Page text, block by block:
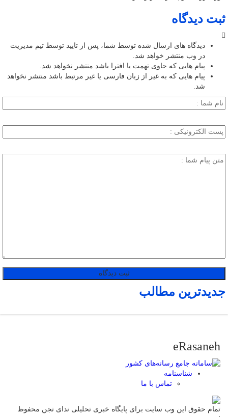
ثبت دیدگاه
دیدگاه های ارسال شده توسط شما، پس از تایید توسط تیم مدیریت
در وب منتشر خواهد شد.
پیام هایی که حاوی تهمت یا افترا باشد منتشر نخواهد شد.
پیام هایی که به غیر از زبان فارسی یا غیر مرتبط باشد منتشر نخواهد
شد.
جدیدترین مطالب
eRasaneh
شناسنامه
تماس با ما
تمام حقوق این وب سایت برای پایگاه خبری تحلیلی ندای تجن محفوظ